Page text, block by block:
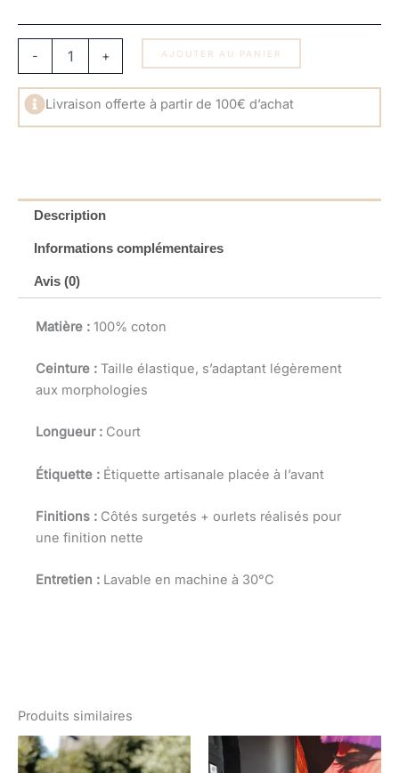
-
Ligné
Vert
+ AJOUTER AU PANIER
Livraison offerte à partir de 100€ d’achat
Description
Informations complémentaires
Avis (0)
Matière : 100% coton
Ceinture : Taille élastique, s’adaptant légèrement
aux morphologies
Longueur : Court
Étiquette : Étiquette artisanale placée à l’avant
Finitions : Côtés surgetés + ourlets réalisés pour
une finition nette
Entretien : Lavable en machine à 30°C
Produits similaires